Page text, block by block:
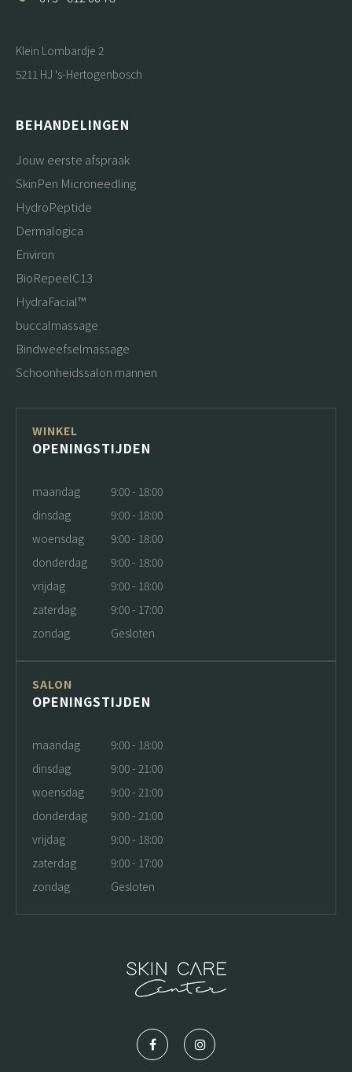
Klein Lombardje 2
5211 HJ 's-Hertogenbosch
BEHANDELINGEN
Jouw eerste afspraak
SkinPen Microneedling
HydroPeptide
Dermalogica
Environ
BioRepeelC13
HydraFacial™
buccalmassage
Bindweefselmassage
Schoonheidssalon mannen
WINKEL
OPENINGSTIJDEN
maandag
9:00 - 18:00
dinsdag
9:00 - 18:00
woensdag
9:00 - 18:00
donderdag
9:00 - 18:00
vrijdag
9:00 - 18:00
zaterdag
9:00 - 17:00
zondag
Gesloten
SALON
OPENINGSTIJDEN
maandag
9:00 - 18:00
dinsdag
9:00 - 21:00
woensdag
9:00 - 21:00
donderdag
9:00 - 21:00
vrijdag
9:00 - 18:00
zaterdag
9:00 - 17:00
zondag
Gesloten